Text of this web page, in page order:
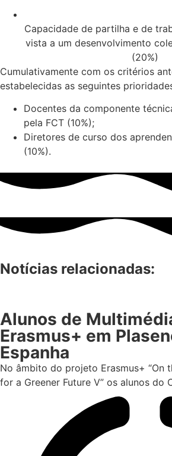
Capacidade de partilha e de
vista a um desenvolvimento
(20%)
Cumulativamente com os critérios
estabelecidas as seguintes
Docentes da componente
pela FCT (10%);
Diretores de curso dos
(10%).
Notícias relacionadas:
Alunos de
Erasmus+ em
Espanha
No âmbito do projeto Erasmus+ “On
for a Greener Future V” os alunos do